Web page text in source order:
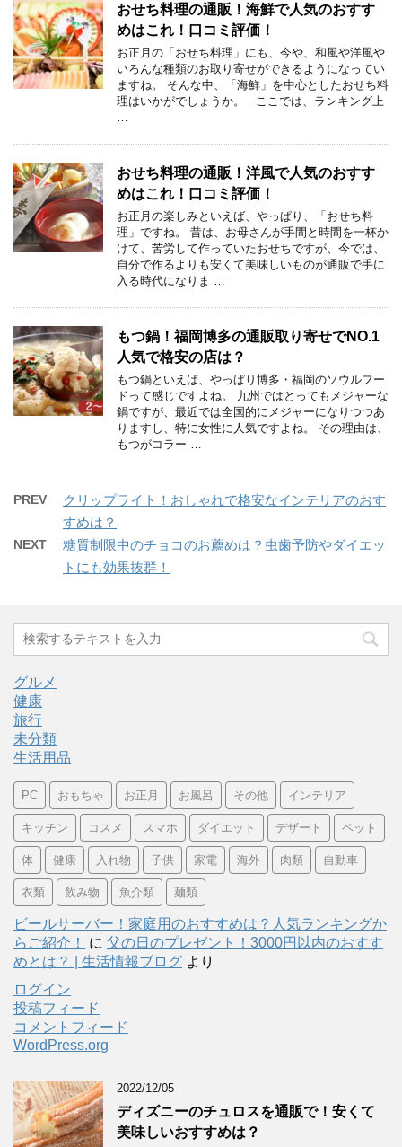
おせち料理の通販！海鮮で人気のおすす
めはこれ！口コミ評価！
お正月の「おせち料理」にも、今や、和風や洋風や
いろんな種類のお取り寄せができるようになってい
ますね。 そんな中、「海鮮」を中心としたおせち料
理はいかがでしょうか。 ここでは、ランキング上
おせち料理の通販！洋風で人気のおすす
めはこれ！口コミ評価！
お正月の楽しみといえば、やっぱり、「おせち料
理」ですね。 昔は、お母さんが手間と時間を一杯か
けて、苦労して作っていたおせちですが、今では、
自分で作るよりも安くて美味しいものが通販で手に
入る時代になりま …
もつ鍋！福岡博多の通販取り寄せでNO.1
人気で格安の店は？
もつ鍋といえば、やっぱり博多・福岡のソウルフー
ドって感じですよね。 九州ではとってもメジャーな
鍋ですが、最近では全国的にメジャーになりつつあ
りますし、特に女性に人気ですよね。 その理由は、
もつがコラー …
PREV
クリップライト！おしゃれで格安なインテリアのおす
すめは？
NEXT
糖質制限中のチョコのお薦めは？虫歯予防やダイエッ
トにも効果抜群！
グルメ
健康
旅行
未分類
生活用品
PC おもちゃ お正月 お風呂 その他 インテリア
キッチン コスメ スマホ ダイエット デザート ペット
体 健康 入れ物 子供 家電 海外 肉類 自動車
衣類 飲み物 魚介類 麺類
ビールサーバー！家庭用のおすすめは？人気ランキングか
らご紹介！
に 父の日のプレゼント！3000円以内のおすす
めとは？ | 生活情報ブログ より
ログイン
投稿フィード
コメントフィード
WordPress.org
2022/12/05
ディズニーのチュロスを通販で！安くて
美味しいおすすめは？